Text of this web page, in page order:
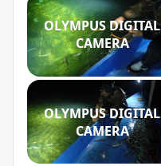
OLYMPUS DIGITAL
CAMERA
OLYMPUS DIGITAL
CAMERA